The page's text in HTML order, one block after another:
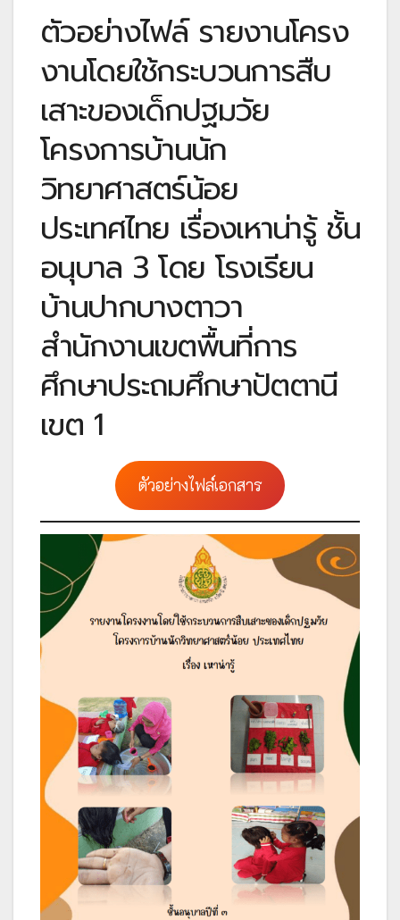
ตัวอย่างไฟล์ รายงานโครง
งานโดยใช้กระบวนการสืบ
เสาะของเด็กปฐมวัย
โครงการบ้านนัก
วิทยาศาสตร์น้อย
ประเทศไทย เรื่องเหาน่ารู้ ชั้น
อนุบาล 3 โดย โรงเรียน
บ้านปากบางตาวา
สำนักงานเขตพื้นที่การ
ศึกษาประถมศึกษาปัตตานี
เขต 1
ตัวอย่างไฟล์เอกสาร